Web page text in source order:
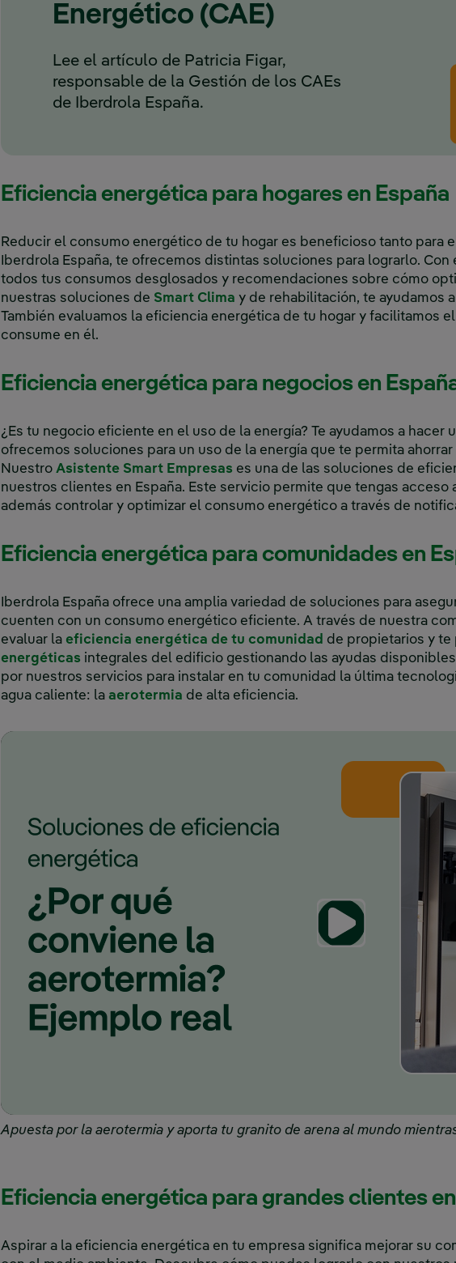
Energético (CAE)
Lee el artículo de Patricia Figar,
responsable de la Gestión de los CAEs
de Iberdrola España.
Eficiencia energética para hogares en España
Reducir el consumo energético de tu hogar es beneficioso tanto para
Iberdrola España, te ofrecemos distintas soluciones para lograrlo. Con
todos tus consumos desglosados y recomendaciones sobre cómo
nuestras soluciones de Smart Clima Enlace externo, se abre en
y de rehabilitación, te ayudamos
También evaluamos la eficiencia energética de tu hogar y facilitamos
consume en él.
Eficiencia energética para negocios en
¿Es tu negocio eficiente en el uso de la energía? Te ayudamos a hacer
ofrecemos soluciones para un uso de la energía que te permita
Nuestro Asistente Smart Empresas Enlace externo, se abre en
es una de las soluciones de
nuestros clientes en España. Este servicio permite que tengas acceso
además controlar y optimizar el consumo energético a través de
Eficiencia energética para comunidades en
Iberdrola España ofrece una amplia variedad de soluciones para
cuenten con un consumo energético eficiente. A través de nuestra
evaluar la eficiencia energética de tu comunidad Enlace externo, se
de propietarios y te
energéticas integrales del edificio gestionando las ayudas
por nuestros servicios para instalar en tu comunidad la última
agua caliente: la aerotermia Enlace externo, se abre en ventana nueva.
de alta eficiencia.
Apuesta por la aerotermia y aporta tu granito de arena al mundo
Eficiencia energética para grandes clientes
Aspirar a la eficiencia energética en tu empresa significa mejorar su